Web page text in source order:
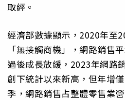
取經。
經濟部數據顯示，2020年至
「無接觸商機」，網路銷售
過後成長放緩，2023年網路
創下統計以來新高，但年增
季，網路銷售占整體零售業